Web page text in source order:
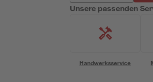
Unsere passenden
Handwerksservice